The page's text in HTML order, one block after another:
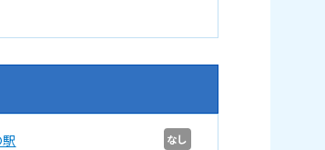
なし